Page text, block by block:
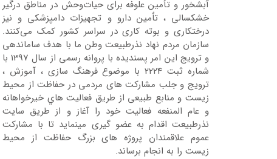
آبشخور و تأمین علوفه برای حیات‌وحش در مناطق درگیر
خشکسالی ، تاٌمین دارو و تجهیزات دامپزشکی و نیز
درختکاری و بوته کاری در سراسر کشور کمک می‌کنند.
سازمان مردم نهاد نذرطبیعت وطن ما با هدف ساماندهی
و ترویج این امر پسندیده با پروانه رسمی از سال 1397 با
شماره ثبت 2224 با موضوع فرهنگ سازی ، آموزش ،
ترویج و جلب مشارکت های مردمی در حفاظت از محیط
زیست و منابع طبیعی از طریق فعالیت هاي خیرخواهانه
و عام المنفعه فعالیت خود را آغاز و از طریق سایت
نذرطبیعت اقدام به عضو گیری مینماید تا با مشارکت
عموم علاقمندان پروژه های بزرگ حفاظت از محیط
زیست را به انجام برساند.